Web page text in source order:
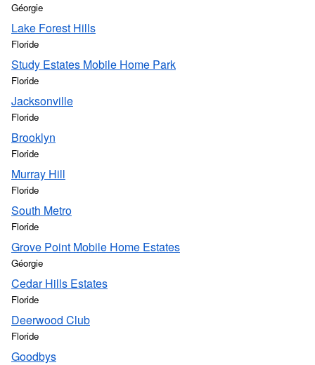
Géorgie
Lake Forest Hills
Floride
Study Estates Mobile Home Park
Floride
Jacksonville
Floride
Brooklyn
Floride
Murray Hill
Floride
South Metro
Floride
Grove Point Mobile Home Estates
Géorgie
Cedar Hills Estates
Floride
Deerwood Club
Floride
Goodbys